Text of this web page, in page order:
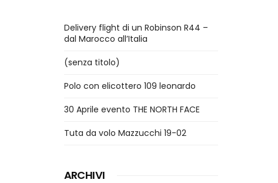
Delivery flight di un Robinson R44 –
dal Marocco all’Italia
(senza titolo)
Polo con elicottero 109 leonardo
30 Aprile evento THE NORTH FACE
Tuta da volo Mazzucchi 19-02
ARCHIVI